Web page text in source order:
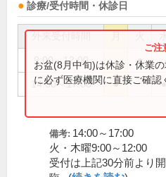
診療/受付時間・休診日
9:00～12:00 ●
14:00～17:00 ● ●
お盆(8月中旬)は休診・休業
に必ず医療機関に直接ご確認
備考: 14:00～17:00
火・木曜9:00～12:00
受付は上記30分前より